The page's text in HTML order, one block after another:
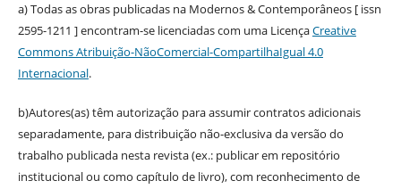
a) Todas as obras publicadas na Modernos & Contemporâneos [ issn
2595-1211 ] encontram-se licenciadas com uma LicençaCreative
Commons Atribuição-NãoComercial-CompartilhaIgual 4.0
Internacional.
b)Autores(as) têm autorização para assumir contratos adicionais
separadamente, para distribuição não-exclusiva da versão do
trabalho publicada nesta revista (ex.: publicar em repositório
institucional ou como capítulo de livro), com reconhecimento de